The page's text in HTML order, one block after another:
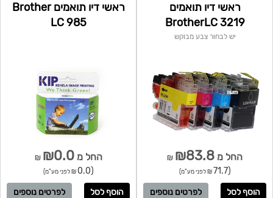
ראשי דיו תואמים
BrotherLC 3219
יש לבחור צבע מבוקש
החל מ ₪83.8
₪
(71.7 ₪ לפני מע"מ)
לפרטים נוספים
ראשי דיו תואמים Brother
LC 985
החל מ₪0.0
₪
(0.0 ₪ לפני מע"מ)
לפרטים נוספים